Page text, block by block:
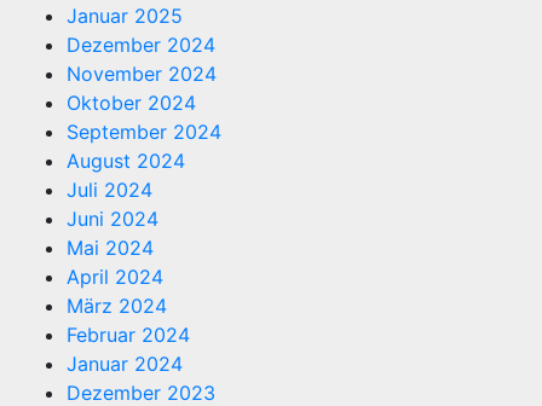
Januar 2025
Dezember 2024
November 2024
Oktober 2024
September 2024
August 2024
Juli 2024
Juni 2024
Mai 2024
April 2024
März 2024
Februar 2024
Januar 2024
Dezember 2023